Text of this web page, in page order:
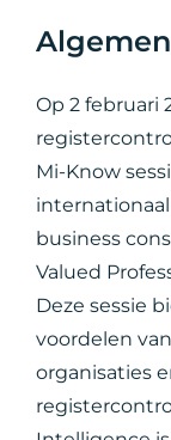
Op 2 februari
Mi-Know
business
Valued
Deze sessie
voordelen
organisaties